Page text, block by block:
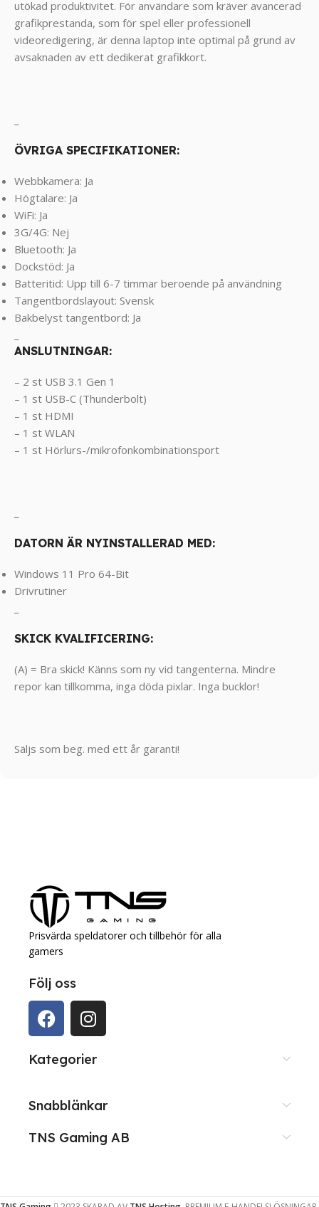
utökad produktivitet. För användare som kräver avancerad
grafikprestanda, som för spel eller professionell
videoredigering, är denna laptop inte optimal på grund av
avsaknaden av ett dedikerat grafikkort.
ÖVRIGA SPECIFIKATIONER:
Webbkamera: Ja
Högtalare: Ja
WiFi: Ja
3G/4G: Nej
Bluetooth: Ja
Dockstöd: Ja
Batteritid: Upp till 6-7 timmar beroende på användning
Tangentbordslayout: Svensk
Bakbelyst tangentbord: Ja
ANSLUTNINGAR:
– 2 st USB 3.1 Gen 1
– 1 st USB-C (Thunderbolt)
– 1 st HDMI
– 1 st WLAN
– 1 st Hörlurs-/mikrofonkombinationsport
DATORN ÄR NYINSTALLERAD MED:
Windows 11 Pro 64-Bit
Drivrutiner
SKICK KVALIFICERING:
(A) = Bra skick! Känns som ny vid tangenterna. Mindre
repor kan tillkomma, inga döda pixlar. Inga bucklor!
Säljs som beg. med ett år garanti!
Prisvärda speldatorer och tillbehör för alla
gamers
Följ oss
Kategorier
Snabblänkar
TNS Gaming AB